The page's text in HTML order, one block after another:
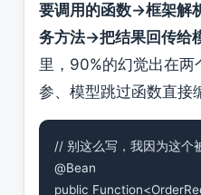
要调用的函数→框架解
务方法→把结果回传给
里，90%的幻觉出在两
参、模型跳过函数直接
// 别这么写，我因为这个
@Bean
public